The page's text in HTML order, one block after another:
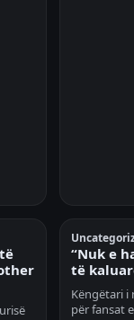
“Nuk e
të
Këngëtari i
për fansat